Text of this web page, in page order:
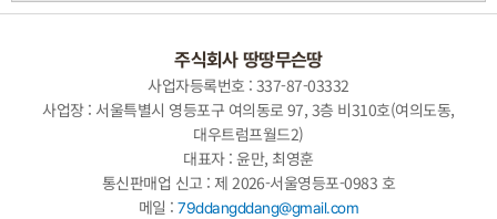
주식회사 땅땅무슨땅
사업자등록번호 : 337-87-03332
사업장 : 서울특별시 영등포구 여의동로 97, 3층 비310호(여의도동,
대우트럼프월드2)
대표자 : 윤만, 최영훈
통신판매업 신고 : 제 2026-서울영등포-0983 호
메일 :79ddangddang@gmail.com